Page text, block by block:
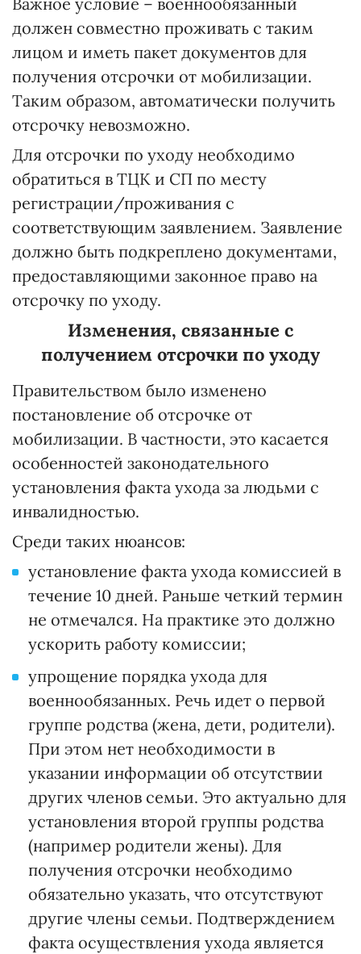
должен совместно проживать с таким
лицом и иметь пакет документов для
получения отсрочки от мобилизации.
Таким образом, автоматически получить
отсрочку невозможно.
Для отсрочки по уходу необходимо
обратиться в ТЦК и СП по месту
регистрации/проживания с
соответствующим заявлением. Заявление
должно быть подкреплено документами,
предоставляющими законное право на
отсрочку по уходу.
Изменения, связанные с
получением отсрочки по уходу
Правительством было изменено
постановление об отсрочке от
мобилизации. В частности, это касается
особенностей законодательного
установления факта ухода за людьми с
инвалидностью.
Среди таких нюансов:
установление факта ухода комиссией в
течение 10 дней. Раньше четкий термин
не отмечался. На практике это должно
ускорить работу комиссии;
упрощение порядка ухода для
военнообязанных. Речь идет о первой
группе родства (жена, дети, родители).
При этом нет необходимости в
указании информации об отсутствии
других членов семьи. Это актуально для
установления второй группы родства
(например родители жены). Для
получения отсрочки необходимо
обязательно указать, что отсутствуют
другие члены семьи. Подтверждением
факта осуществления ухода является